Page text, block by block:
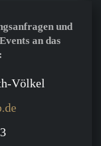
und
an das
Völkel